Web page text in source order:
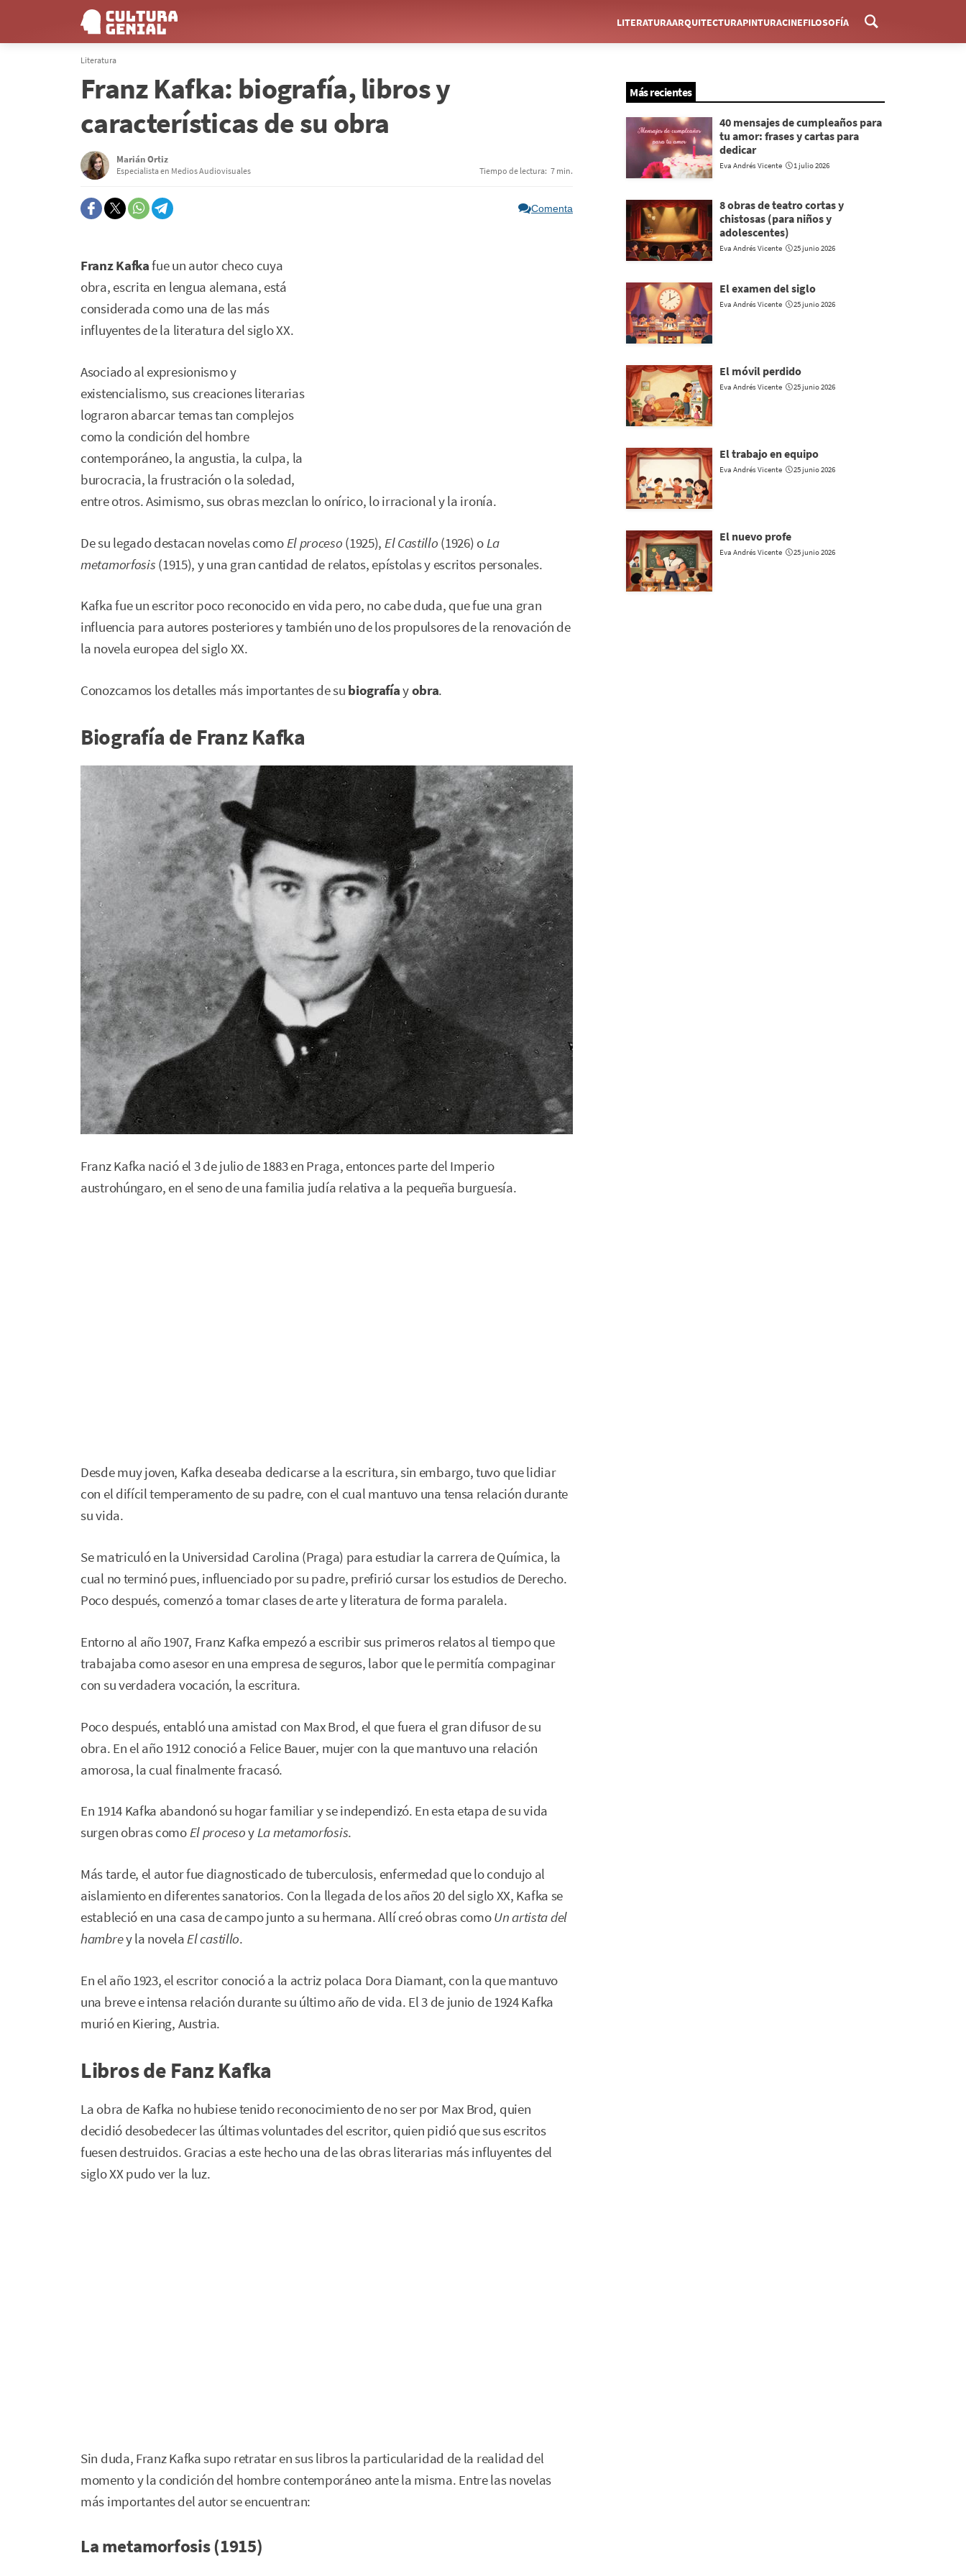
Menú
LITERATURAARQUITECTURAPINTURACINEFILOSOFÍA
Literatura
Franz Kafka: biografía, libros y
características de su obra
Marián Ortiz
Especialista en Medios Audiovisuales Tiempo de lectura: 7 min.
Comenta
Franz Kafkafue un autor checo cuya
obra, escrita en lengua alemana, está
considerada como una de las más
influyentes de la literatura del siglo XX.
Asociado al expresionismo y
existencialismo, sus creaciones literarias
lograron abarcar temas tan complejos
como la condición del hombre
contemporáneo, la angustia, la culpa, la
burocracia, la frustración o la soledad,
entre otros. Asimismo, sus obras mezclan lo onírico, lo irracional y la ironía.
De su legado destacan novelas comoEl proceso (1925), El Castillo (1926) o La
metamorfosis (1915), y una gran cantidad de relatos, epístolas y escritos personales.
Kafka fue un escritor poco reconocido en vida pero, no cabe duda, que fue una gran
influencia para autores posteriores y también uno de los propulsores de la renovación de
la novela europea del siglo XX.
Conozcamos los detalles más importantes de su biografíayobra.
Biografía de Franz Kafka
Franz Kafka nació el 3 de julio de 1883 en Praga, entonces parte del Imperio
austrohúngaro, en el seno de una familia judía relativa a la pequeña burguesía.
Desde muy joven, Kafka deseaba dedicarse a la escritura, sin embargo, tuvo que lidiar
con el difícil temperamento de su padre, con el cual mantuvo una tensa relación durante
su vida.
Se matriculó en la Universidad Carolina (Praga) para estudiar la carrera de Química, la
cual no terminó pues, influenciado por su padre, prefirió cursar los estudios de Derecho.
Poco después, comenzó a tomar clases de arte y literatura de forma paralela.
Entorno al año 1907, Franz Kafka empezó a escribir sus primeros relatos al tiempo que
trabajaba como asesor en una empresa de seguros, labor que le permitía compaginar
con su verdadera vocación, la escritura.
Poco después, entabló una amistad con Max Brod, el que fuera el gran difusor de su
obra. En el año 1912 conoció a Felice Bauer, mujer con la que mantuvo una relación
amorosa, la cual finalmente fracasó.
En 1914 Kafka abandonó su hogar familiar y se independizó. En esta etapa de su vida
surgen obras comoEl procesoyLa metamorfosis.
Más tarde, el autor fue diagnosticado de tuberculosis, enfermedad que lo condujo al
aislamiento en diferentes sanatorios. Con la llegada de los años 20 del siglo XX, Kafka se
estableció en una casa de campo junto a su hermana. Allí creó obras comoUn artista del
hambrey la novelaEl castillo.
En el año 1923, el escritor conoció a la actriz polaca Dora Diamant, con la que mantuvo
una breve e intensa relación durante su último año de vida. El 3 de junio de 1924 Kafka
murió en Kiering, Austria.
Libros de Fanz Kafka
La obra de Kafka no hubiese tenido reconocimiento de no ser por Max Brod, quien
decidió desobedecer las últimas voluntades del escritor, quien pidió que sus escritos
fuesen destruidos. Gracias a este hecho una de las obras literarias más influyentes del
siglo XX pudo ver la luz.
Sin duda, Franz Kafka supo retratar en sus libros la particularidad de la realidad del
momento y la condición del hombre contemporáneo ante la misma. Entre las novelas
más importantes del autor se encuentran:
La metamorfosis (1915)
Más recientes
40 mensajes de cumpleaños para
tu amor: frases y cartas para
dedicar
Eva Andrés Vicente 1 julio 2026
8 obras de teatro cortas y
chistosas (para niños y
adolescentes)
Eva Andrés Vicente 25 junio 2026
El examen del siglo
Eva Andrés Vicente 25 junio 2026
El móvil perdido
Eva Andrés Vicente 25 junio 2026
El trabajo en equipo
Eva Andrés Vicente 25 junio 2026
El nuevo profe
Eva Andrés Vicente 25 junio 2026